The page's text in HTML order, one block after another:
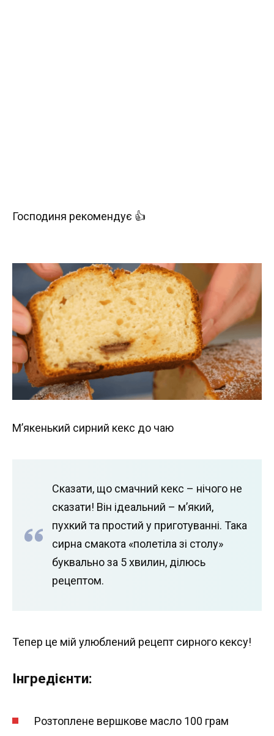
Господиня рекомендує 👍
М’якенький сирний кекс до чаю
Сказати, що смачний кекс – нічого не
сказати! Він ідеальний – м’який,
пухкий та простий у приготуванні. Така
сирна смакота «полетіла зі столу»
буквально за 5 хвилин, ділюсь
рецептом.
Тепер це мій улюблений рецепт сирного кексу!
Інгредієнти:
Розтоплене вершкове масло 100 грам